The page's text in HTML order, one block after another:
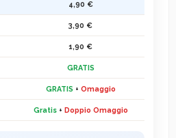
4,90 €
3,90 €
1,90 €
GRATIS
GRATIS + Omaggio
Gratis+ Doppio Omaggio